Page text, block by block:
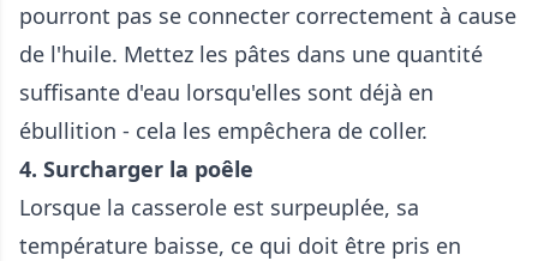
pourront pas se connecter correctement à cause
de l'huile. Mettez les pâtes dans une quantité
suffisante d'eau lorsqu'elles sont déjà en
ébullition - cela les empêchera de coller.
4. Surcharger la poêle
Lorsque la casserole est surpeuplée, sa
température baisse, ce qui doit être pris en